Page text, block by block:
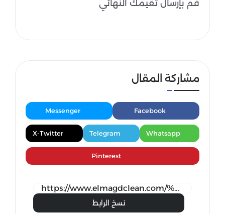
قُم بإرسال تقيمك النهائي
مشاركة المقال
Facebook
Messenger
Whatsapp
Telegram
X-Twitter
Pinterest
نسخ الرابط